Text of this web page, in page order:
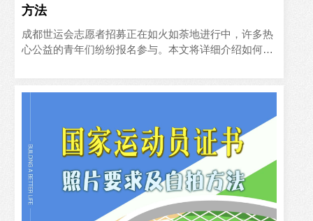
方法
成都世运会志愿者招募正在如火如荼地进行中，许多热
心公益的青年们纷纷报名参与。本文将详细介绍如何通